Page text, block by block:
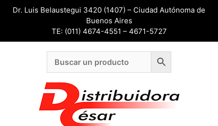
SaltarDr. Luis Belaustegui 3420 (1407) – Ciudad Autónoma de
Buenos Aires
TE: (011) 4674-4551 – 4671-5727